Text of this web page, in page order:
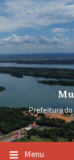
Ir
para
conteúdo
Pular
para
navegação
principal
Pular
para
rodapé
Prefeitura do
Menu